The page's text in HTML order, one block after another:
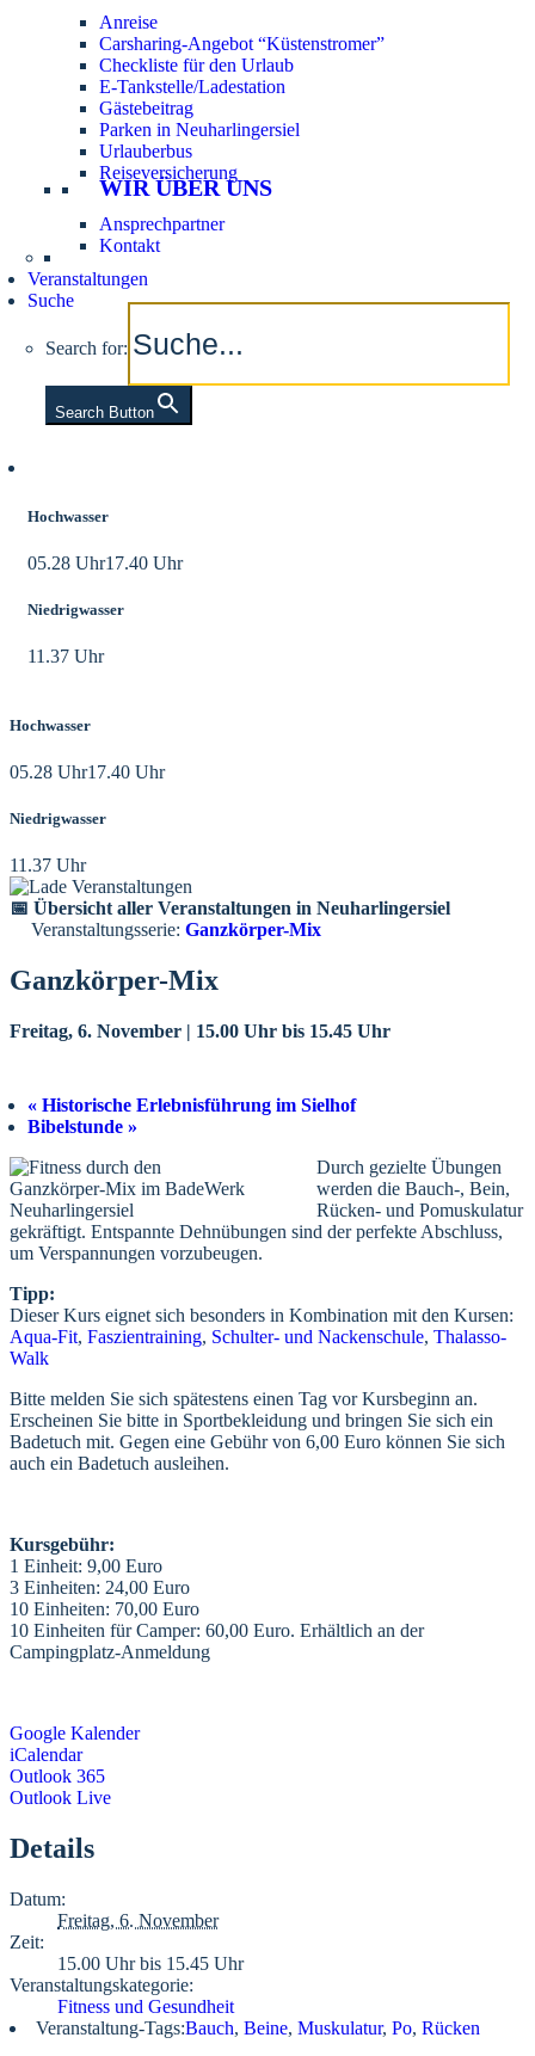
Anreise
Carsharing-Angebot “Küstenstromer”
Checkliste für den Urlaub
E-Tankstelle/Ladestation
Gästebeitrag
Parken in Neuharlingersiel
Urlauberbus
Reiseversicherung
WIR ÜBER UNS
Ansprechpartner
Kontakt
Veranstaltungen
Suche
Search for:
Search Button
Hochwasser
05.28 Uhr17.40 Uhr
Niedrigwasser
11.37 Uhr
Hochwasser
05.28 Uhr17.40 Uhr
Niedrigwasser
11.37 Uhr
📅 Übersicht aller Veranstaltungen in Neuharlingersiel
Veranstaltungsserie: Ganzkörper-Mix
Ganzkörper-Mix
Freitag, 6. November | 15.00 Uhr bis 15.45 Uhr
« Historische Erlebnisführung im Sielhof
Bibelstunde »
Durch gezielte Übungen
werden die Bauch-, Bein,
Rücken- und Pomuskulatur
gekräftigt. Entspannte Dehnübungen sind der perfekte Abschluss,
um Verspannungen vorzubeugen.
Tipp:
Dieser Kurs eignet sich besonders in Kombination mit den Kursen:
Aqua-Fit, Faszientraining, Schulter- und Nackenschule, Thalasso-
Walk
Bitte melden Sie sich spätestens einen Tag vor Kursbeginn an.
Erscheinen Sie bitte in Sportbekleidung und bringen Sie sich ein
Badetuch mit. Gegen eine Gebühr von 6,00 Euro können Sie sich
auch ein Badetuch ausleihen.
Kursgebühr:
1 Einheit: 9,00 Euro
3 Einheiten: 24,00 Euro
10 Einheiten: 70,00 Euro
10 Einheiten für Camper: 60,00 Euro. Erhältlich an der
Campingplatz-Anmeldung
Google Kalender
iCalendar
Outlook 365
Outlook Live
Details
Datum:
Freitag, 6. November
Zeit:
15.00 Uhr bis 15.45 Uhr
Veranstaltungskategorie:
Fitness und Gesundheit
Veranstaltung-Tags:Bauch, Beine, Muskulatur, Po, Rücken